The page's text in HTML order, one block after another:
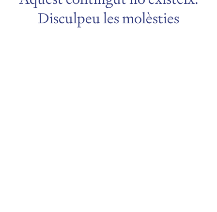
Disculpeu les molèsties